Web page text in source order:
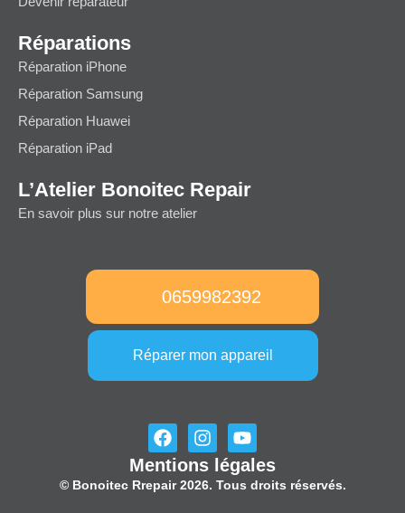
Réparations
Réparation iPhone
Réparation Samsung
Réparation Huawei
Réparation iPad
L’Atelier Bonoitec Repair
En savoir plus sur notre atelier
0659982392
Réparer mon appareil
F
a
c
e
I
n
s
t
Y
o
u
t
Mentions légales
© Bonoitec Rrepair 2026. Tous droits réservés.